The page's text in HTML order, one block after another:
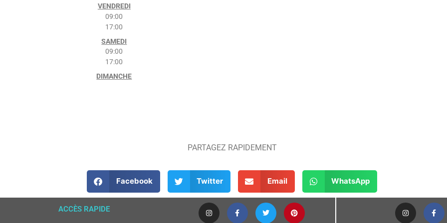
VENDREDI
09:00
17:00
SAMEDI
09:00
17:00
DIMANCHE
PARTAGEZ RAPIDEMENT
Facebook Twitter Email WhatsApp
ACCÈS RAPIDE